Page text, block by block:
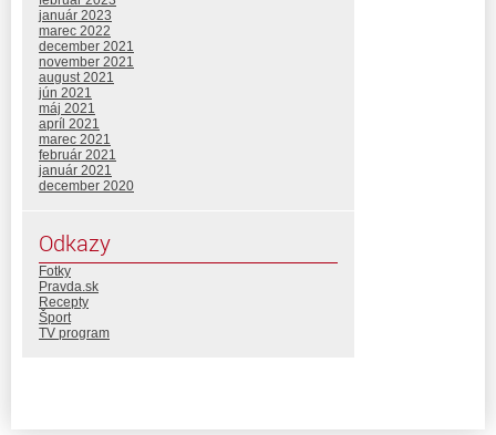
január 2023
marec 2022
december 2021
november 2021
august 2021
jún 2021
máj 2021
apríl 2021
marec 2021
február 2021
január 2021
december 2020
Odkazy
Fotky
Pravda.sk
Recepty
Šport
TV program